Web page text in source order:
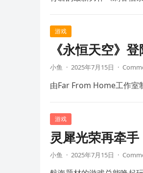
游戏
《永恒天空》
小鱼 · 2025年7月15日 ·
由Far From Home工作室
游戏
灵犀光荣再牵
小鱼 · 2025年7月15日 ·